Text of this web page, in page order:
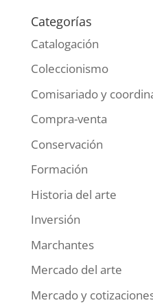
Categorías
Catalogación
Coleccionismo
Comisariado y
Compra-venta
Conservación
Formación
Historia del arte
Inversión
Marchantes
Mercado del arte
Mercado y